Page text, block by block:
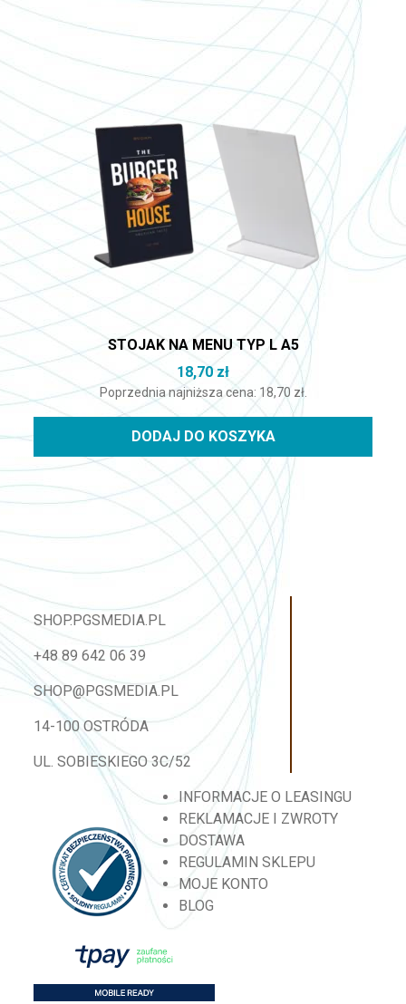
STOJAK NA MENU TYP L A5
18,70 zł
Poprzednia najniższa cena: 18,70 zł.
DODAJ DO KOSZYKA
SHOP.PGSMEDIA.PL
+48 89 642 06 39
SHOP@PGSMEDIA.PL
14-100 OSTRÓDA
UL. SOBIESKIEGO 3C/52
INFORMACJE O LEASINGU
REKLAMACJE I ZWROTY
DOSTAWA
REGULAMIN SKLEPU
MOJE KONTO
BLOG